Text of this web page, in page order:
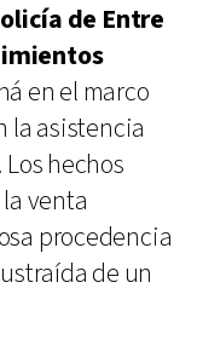
de Entre
en el marco
la asistencia
hechos
venta
procedencia
de un